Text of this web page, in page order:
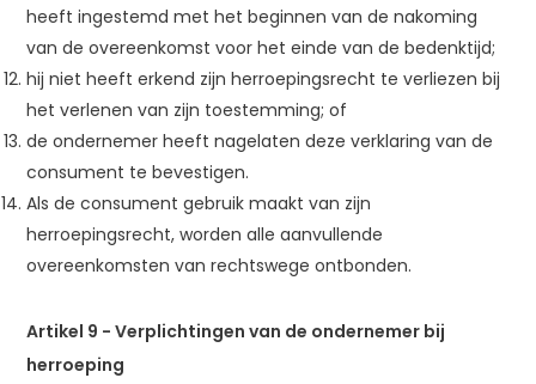
heeft ingestemd met het beginnen van de nakoming
van de overeenkomst voor het einde van de bedenktijd;
hij niet heeft erkend zijn herroepingsrecht te verliezen bij
het verlenen van zijn toestemming; of
de ondernemer heeft nagelaten deze verklaring van de
consument te bevestigen.
Als de consument gebruik maakt van zijn
herroepingsrecht, worden alle aanvullende
overeenkomsten van rechtswege ontbonden.
Artikel 9 - Verplichtingen van de ondernemer bij
herroeping